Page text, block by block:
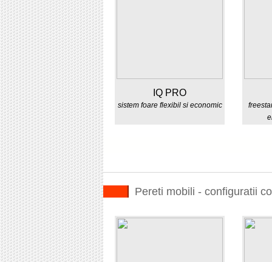
IQ PRO
sistem foare flexibil si economic
Pereti mobili - configuratii